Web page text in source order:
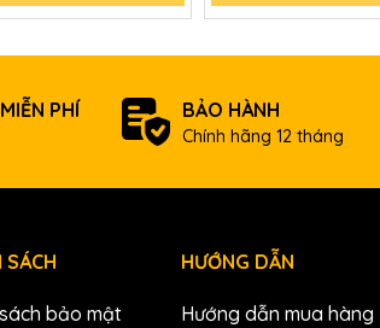
PHÍ BẢO HÀNH
Chính hãng 12 tháng
SÁCH
bảo mật
HƯỚNG DẪN
Hướng dẫn mua hàng